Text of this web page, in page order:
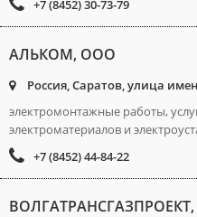
+7 (8452) 30-73-79
АЛЬКОМ, ООО
Россия, Саратов, улица
электромонтажные работы,
электроматериалов и
+7 (8452) 44-84-22